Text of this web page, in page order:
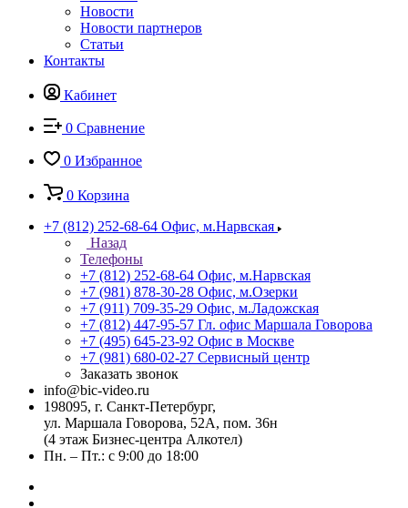
Новости
Новости партнеров
Статьи
Контакты
Кабинет
0 Сравнение
0 Избранное
0 Корзина
+7 (812) 252-68-64 Офис, м.Нарвская
Назад
Телефоны
+7 (812) 252-68-64 Офис, м.Нарвская
+7 (981) 878-30-28 Офис, м.Озерки
+7 (911) 709-35-29 Офис, м.Ладожская
+7 (812) 447-95-57 Гл. офис Маршала Говорова
+7 (495) 645-23-92 Офис в Москве
+7 (981) 680-02-27 Сервисный центр
Заказать звонок
info@bic-video.ru
198095, г. Санкт-Петербург,
ул. Маршала Говорова, 52А, пом. 36н
(4 этаж Бизнес-центра Алкотел)
Пн. – Пт.: с 9:00 до 18:00